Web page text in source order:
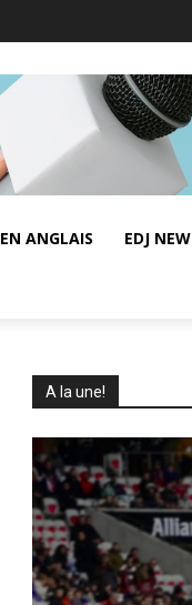
EN ANGLAIS EDJ
A la une!